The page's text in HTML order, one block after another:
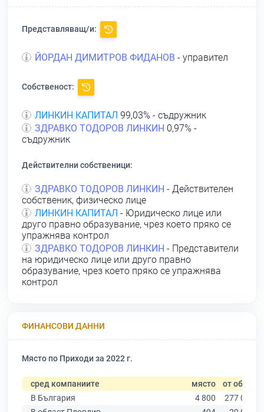
Представляващ/и:
ЙОРДАН ДИМИТРОВ ФИДАНОВ - управител
Собственост:
ЛИНКИН КАПИТАЛ 99,03% - съдружник
ЗДРАВКО ТОДОРОВ ЛИНКИН 0,97% -
съдружник
Действителни собственици:
ЗДРАВКО ТОДОРОВ ЛИНКИН - Действителен
собственик, физическо лице
ЛИНКИН КАПИТАЛ - Юридическо лице или
друго правно образувание, чрез което пряко се
упражнява контрол
ЗДРАВКО ТОДОРОВ ЛИНКИН - Представители
на юридическо лице или друго правно
образувание, чрез което пряко се упражнява
контрол
ФИНАНСОВИ ДАННИ
Място по Приходи за 2022 г.
сред компаниите място от общо
В България
4 800
277 019